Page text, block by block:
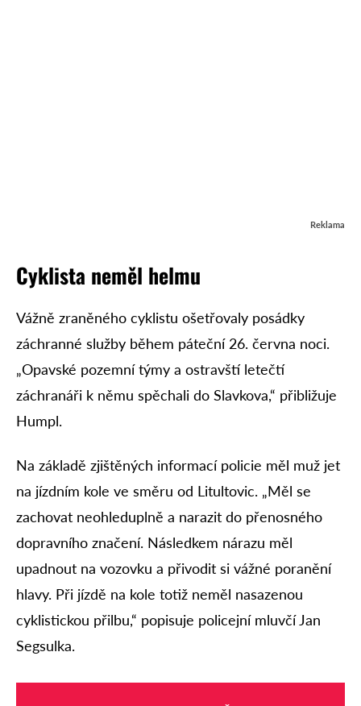
Reklama
Cyklista neměl helmu
Vážně zraněného cyklistu ošetřovaly posádky
záchranné služby během páteční 26. června noci.
„Opavské pozemní týmy a ostravští letečtí
záchranáři k němu spěchali do Slavkova,“ přibližuje
Humpl.
Na základě zjištěných informací policie měl muž jet
na jízdním kole ve směru od Litultovic. „Měl se
zachovat neohleduplně a narazit do přenosného
dopravního značení. Následkem nárazu měl
upadnout na vozovku a přivodit si vážné poranění
hlavy. Při jízdě na kole totiž neměl nasazenou
cyklistickou přilbu,“ popisuje policejní mluvčí Jan
Segsulka.